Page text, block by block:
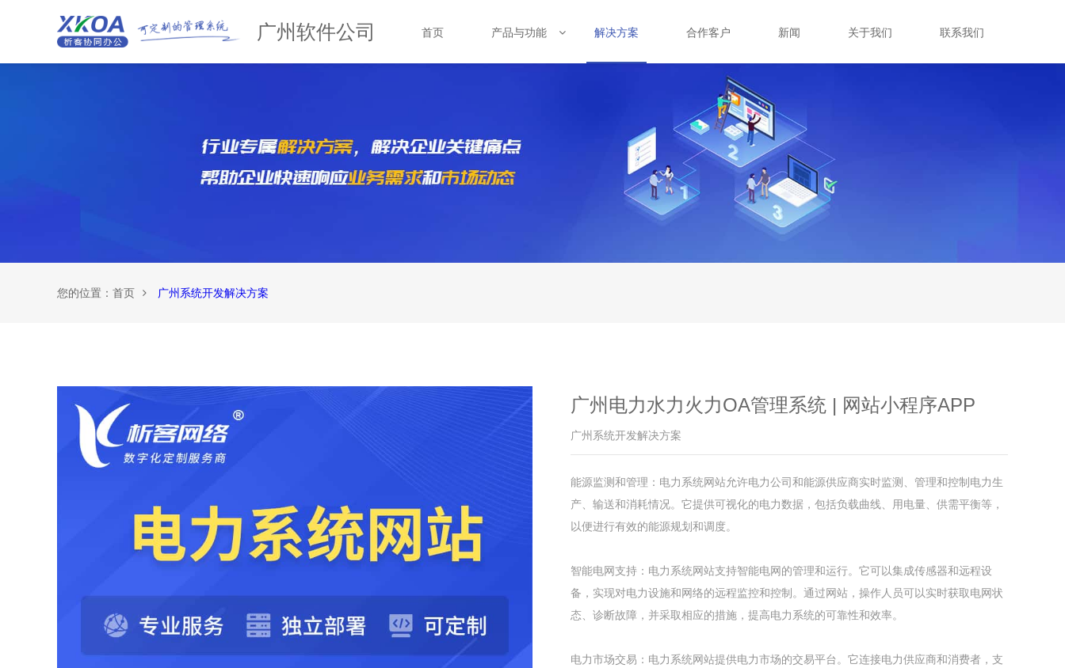
广州软件公司 首页 产品与功能 合作客户 新闻 关于我们 联系我们
您的位置： 首页 广州系统开发解决方案
广州电力水力火力OA管理系统 | 网站小程序APP
广州系统开发解决方案
能源监测和管理：电力系统网站允许电力公司和能源供应商实时监测、管理和控制电力生
产、输送和消耗情况。它提供可视化的电力数据，包括负载曲线、用电量、供需平衡等，
以便进行有效的能源规划和调度。
智能电网支持：电力系统网站支持智能电网的管理和运行。它可以集成传感器和远程设
备，实现对电力设施和网络的远程监控和控制。通过网站，操作人员可以实时获取电网状
态、诊断故障，并采取相应的措施，提高电力系统的可靠性和效率。
电力市场交易：电力系统网站提供电力市场的交易平台。它连接电力供应商和消费者，支